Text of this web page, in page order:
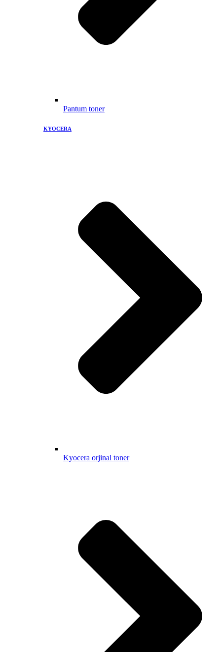
Pantum toner
KYOCERA
Kyocera orjinal toner